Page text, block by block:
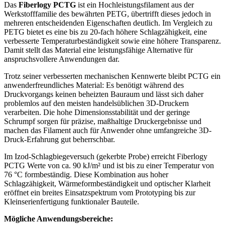
Das Fiberlogy PCTG ist ein Hochleistungsfilament aus der
Werkstofffamilie des bewährten PETG, übertrifft dieses jedoch in
mehreren entscheidenden Eigenschaften deutlich. Im Vergleich zu
PETG bietet es eine bis zu 20-fach höhere Schlagzähigkeit, eine
verbesserte Temperaturbeständigkeit sowie eine höhere Transparenz.
Damit stellt das Material eine leistungsfähige Alternative für
anspruchsvollere Anwendungen dar.
Trotz seiner verbesserten mechanischen Kennwerte bleibt PCTG ein
anwenderfreundliches Material: Es benötigt während des
Druckvorgangs keinen beheizten Bauraum und lässt sich daher
problemlos auf den meisten handelsüblichen 3D-Druckern
verarbeiten. Die hohe Dimensionsstabilität und der geringe
Schrumpf sorgen für präzise, maßhaltige Druckergebnisse und
machen das Filament auch für Anwender ohne umfangreiche 3D-
Druck-Erfahrung gut beherrschbar.
Im Izod-Schlagbiegeversuch (gekerbte Probe) erreicht Fiberlogy
PCTG Werte von ca. 90 kJ/m² und ist bis zu einer Temperatur von
76 °C formbeständig. Diese Kombination aus hoher
Schlagzähigkeit, Wärmeformbeständigkeit und optischer Klarheit
eröffnet ein breites Einsatzspektrum vom Prototyping bis zur
Kleinserienfertigung funktionaler Bauteile.
Mögliche Anwendungsbereiche: